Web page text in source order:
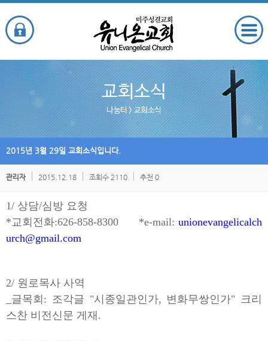
교회소식
나눔터> 교회소식
2015년 3월 29일 교회소식입니다.
관리자 2015.12.18 조회수 2110 추천 0
1/ 상담/심방 요청
*교회전화:626-858-8300 *e-mail: unionevangelicalch
urch@gmail.com
2/ 원로목사 사역
_글목회: 조각글 "시종일관인가, 변화무쌍인가" 크리
스찬 비전신문 게재.